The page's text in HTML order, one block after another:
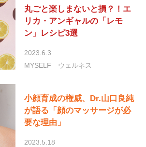
丸ごと楽しまないと損？！エ
リカ・アンギャルの「レモ
ン」レシピ3選
2023.6.3
MYSELF
ウェルネス
小顔育成の権威、Dr.山口良純
が語る「顔のマッサージが必
要な理由」
2023.5.18